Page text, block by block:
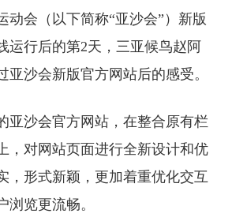
动会（以下简称“亚沙会”）新版
运行后的第2天，三亚候鸟赵阿
亚沙会新版官方网站后的感受。
亚沙会官方网站，在整合原有栏
，对网站页面进行全新设计和优
，形式新颖，更加着重优化交互
浏览更流畅。